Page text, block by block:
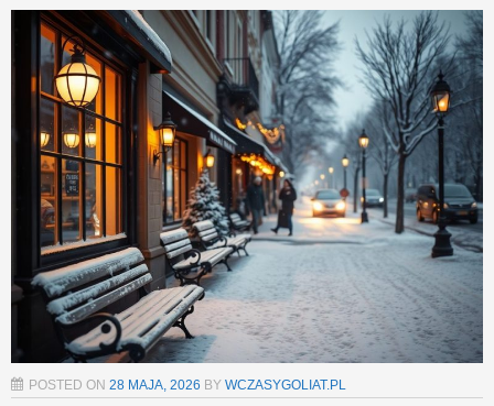
POSTED ON 28 MAJA, 2026 BY WCZASYGOLIAT.PL